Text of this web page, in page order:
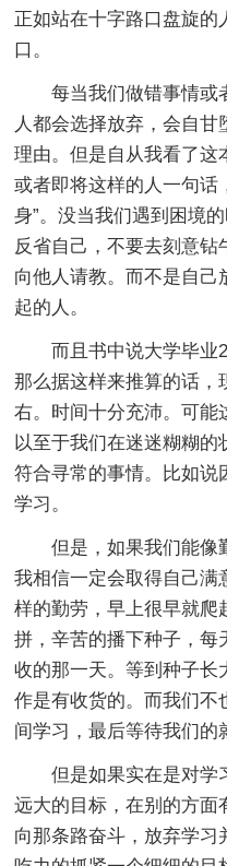
正如站在十字路口盘旋的
口。
每当我们做错事情或
人都会选择放弃，会自
理由。但是自从我看了这
或者即将这样的人一句话
身”。没当我们遇到困境
反省自己，不要去刻意
向他人请教。而不是自己
起的人。
而且书中说大学毕业
那么据这样来推算的话，
右。时间十分充沛。可能
以至于我们在迷迷糊糊
符合寻常的事情。比如说
学习。
但是，如果我们能像
我相信一定会取得自己满
样的勤劳，早上很早就爬
拼，辛苦的播下种子，每
收的那一天。等到种子长
作是有收货的。而我们不
间学习，最后等待我们的
但是如果实在是对学
远大的目标，在别的方面
向那条路奋斗，放弃学习